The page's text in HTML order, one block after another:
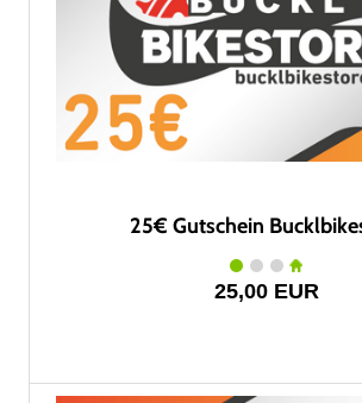
25€ Gutschein
25,00 EUR